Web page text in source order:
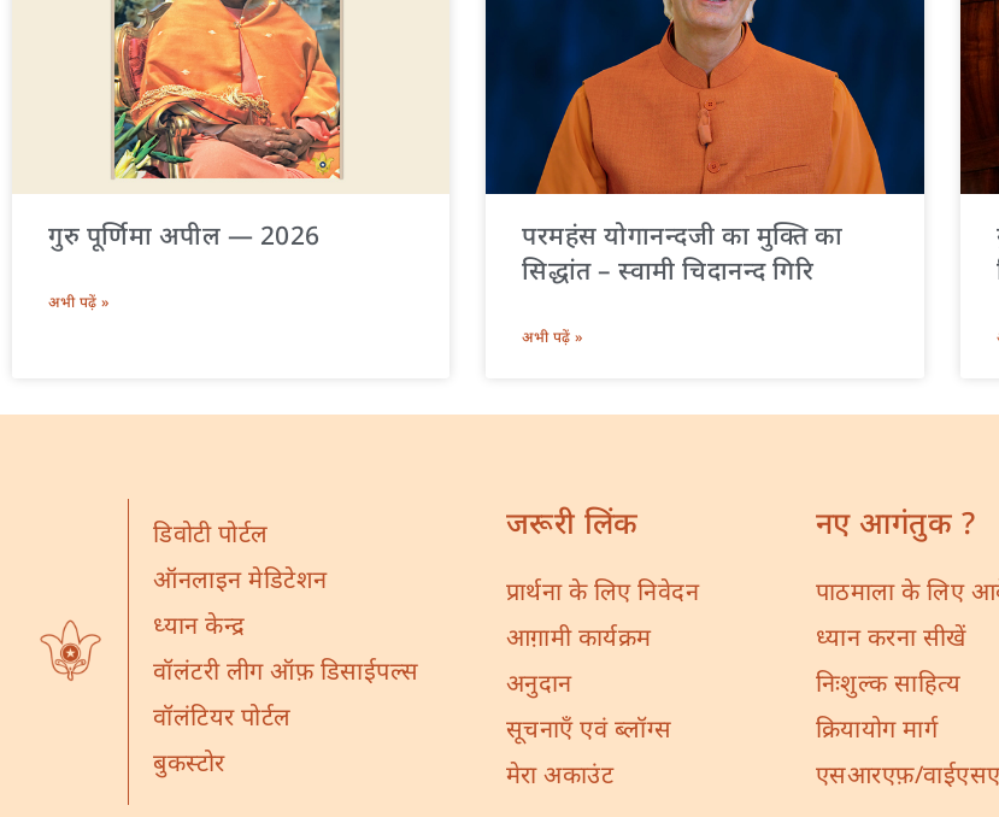
गुरु पूर्णिमा अपील — 2026
अभी पढ़ें »
परमहंस योगानन्दजी का मुक्ति का
सिद्धांत – स्वामी चिदानन्द गिरि
अभी पढ़ें »
डिवोटी पोर्टल
ऑनलाइन मेडिटेशन
ध्यान केन्द्र
वॉलंटरी लीग ऑफ़ डिसाईपल्स
वॉलंटियर पोर्टल
बुकस्टोर
जरूरी लिंक
प्रार्थना के लिए निवेदन
आग़ामी कार्यक्रम
अनुदान
सूचनाएँ एवं ब्लॉग्स
मेरा अकाउंट
नए आगंतुक ?
पाठमाला के लिए
ध्यान करना सीखें
निःशुल्क साहित्य
क्रियायोग मार्ग
एसआरएफ़/